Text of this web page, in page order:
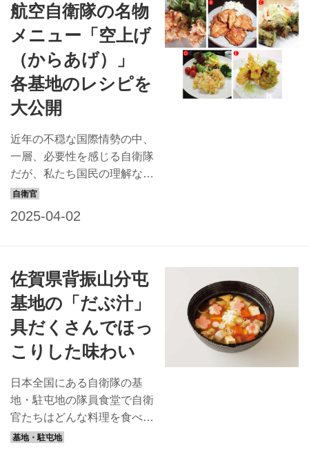
シ「サンドイッチセット」を
紹介します。 サンドイッチ2
種、ミニトースト2種、ホタ
テスープにウインナーソテー
やサラダなど、おいしさ、楽
しさ、栄養がいっぱいの満足
メニューです。 青森県大湊
支援艦『すおう』 『すお
う』は海上自衛隊の保有する
『ひうち』型多用途支援艦の
2番艦として2004年に就役し
ました。全長65メートル、
航空自衛隊の名物
メニュー「空上げ
（からあげ）」
各基地のレシピを
大公開
近年の不穏な国際情勢の中、
一層、必要性を感じる自衛隊
だが、私たち国民の理解なく
しては本来の実力を発揮でき
楽しみながら脳を鍛え、自衛
隊の知識を増やしてくれ！
問題：空上げとレシピを結び
付けて！ 精強な肉体をつく
り、健康を維持するため、食
事も自衛官にとっては大切な
任務の1つだ。今回は、航空
自衛隊が力を入れているメニ
ュー、「空上げ」を知る教練
だ。（A）～（E）は、隊員
佐賀県背振山分屯
基地の「だぶ汁」
具だくさんでほっ
こりした味わい
日本全国にある自衛隊の基
地・駐屯地の隊員食堂で自衛
官たちはどんな料理を食べて
いるのでしょう？ ぜひ味わ